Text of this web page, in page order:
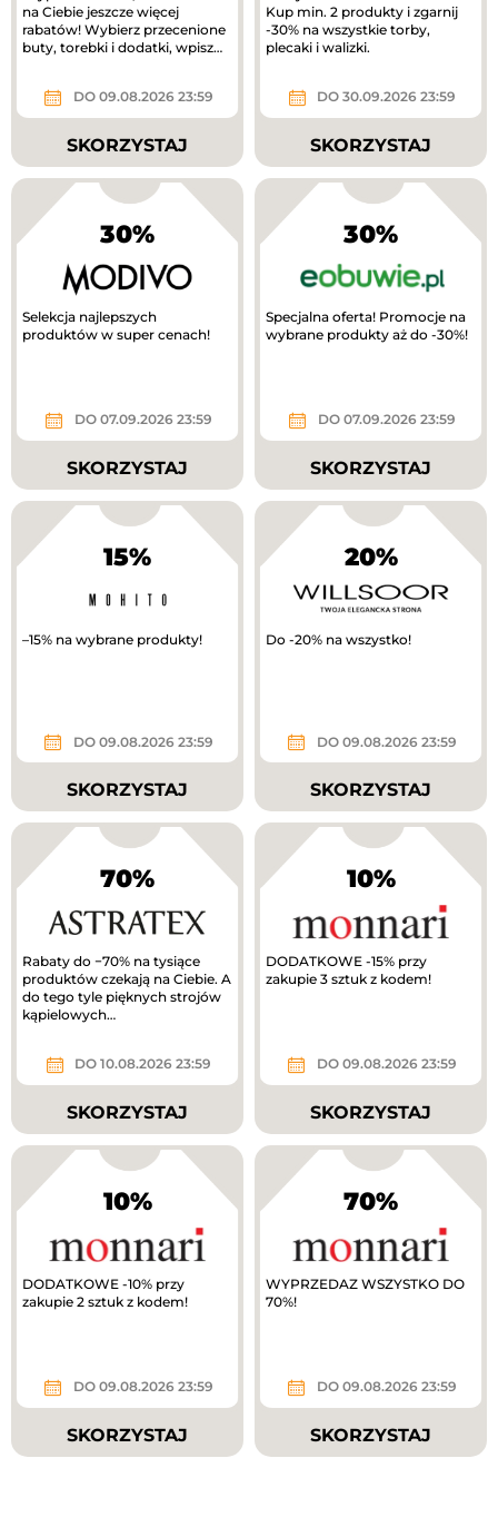
na Ciebie jeszcze więcej
rabatów! Wybierz przecenione
buty, torebki i dodatki, wpisz
DO 09.08.2026 23:59
SKORZYSTAJ
Kup min. 2 produkty i zgarnij
-30% na wszystkie torby,
plecaki i walizki.
DO 30.09.2026 23:59
SKORZYSTAJ
30%
Selekcja najlepszych
produktów w super cenach!
DO 07.09.2026 23:59
SKORZYSTAJ
30%
Specjalna oferta! Promocje na
wybrane produkty aż do -30%!
DO 07.09.2026 23:59
SKORZYSTAJ
15%
–15% na wybrane produkty!
DO 09.08.2026 23:59
SKORZYSTAJ
20%
Do -20% na wszystko!
DO 09.08.2026 23:59
SKORZYSTAJ
70%
Rabaty do −70% na tysiące
produktów czekają na Ciebie. A
do tego tyle pięknych strojów
kąpielowych…
DO 10.08.2026 23:59
SKORZYSTAJ
10%
DODATKOWE -15% przy
zakupie 3 sztuk z kodem!
DO 09.08.2026 23:59
SKORZYSTAJ
10%
DODATKOWE -10% przy
zakupie 2 sztuk z kodem!
DO 09.08.2026 23:59
SKORZYSTAJ
70%
WYPRZEDAZ WSZYSTKO DO
70%!
DO 09.08.2026 23:59
SKORZYSTAJ